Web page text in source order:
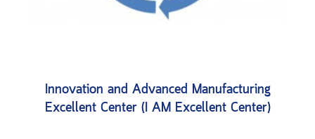
Innovation and Advanced Manufacturing
Excellent Center (I AM Excellent Center)